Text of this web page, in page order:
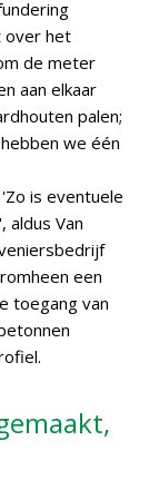
over het
de meter
aan elkaar
palen;
we één
is eventuele
aldus Van
een
toegang van